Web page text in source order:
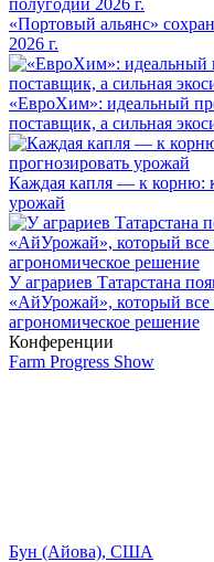
«Портовый альянс»
2026 г.
«ЕвроХим»: идеальный
поставщик, а сильная
Каждая капля — к корню:
урожай
У аграриев Татарстана
«АйУрожай», который все
агрономическое решение
Конференции
Farm Progress Show
Бун (Айова), США